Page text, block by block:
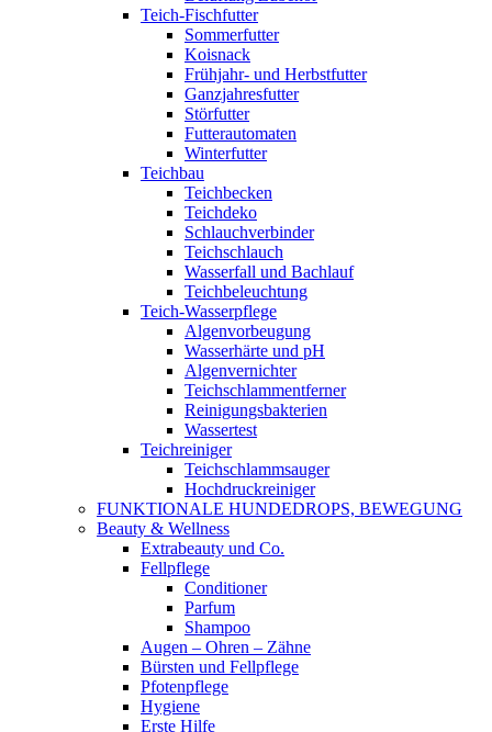
Teich-Fischfutter
Sommerfutter
Koisnack
Frühjahr- und Herbstfutter
Ganzjahresfutter
Störfutter
Futterautomaten
Winterfutter
Teichbau
Teichbecken
Teichdeko
Schlauchverbinder
Teichschlauch
Wasserfall und Bachlauf
Teichbeleuchtung
Teich-Wasserpflege
Algenvorbeugung
Wasserhärte und pH
Algenvernichter
Teichschlammentferner
Reinigungsbakterien
Wassertest
Teichreiniger
Teichschlammsauger
Hochdruckreiniger
FUNKTIONALE HUNDEDROPS, BEWEGUNG
Beauty & Wellness
Extrabeauty und Co.
Fellpflege
Conditioner
Parfum
Shampoo
Augen – Ohren – Zähne
Bürsten und Fellpflege
Pfotenpflege
Hygiene
Erste Hilfe